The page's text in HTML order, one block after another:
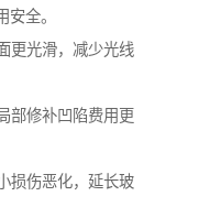
全。
更光滑，减少光线
部修补凹陷费用更
损伤恶化，延长玻